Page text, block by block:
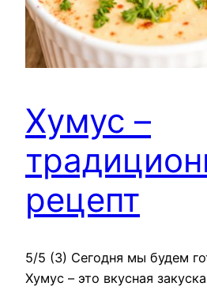
Хумус –
рецепт
5/5 (3) Сегодня мы будем
Хумус – это вкусная